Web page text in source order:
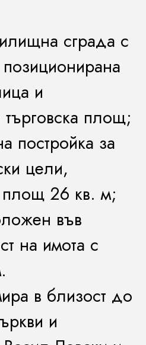
сграда с
и
търговска площ;
постройка за
цели,
26 кв. м;
във
на имота с
в близост до
и